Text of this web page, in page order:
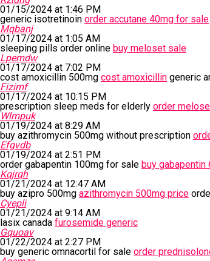
01/15/2024 at 1:46 PM
generic isotretinoin order accutane 40mg for sale
Mqbanj
01/17/2024 at 1:05 AM
sleeping pills order online buy meloset sale
Lpemdw
01/17/2024 at 7:02 PM
cost amoxicillin 500mg cost amoxicillin generic
Fizimf
01/17/2024 at 10:15 PM
prescription sleep meds for elderly order
Wlmpuk
01/19/2024 at 8:29 AM
buy azithromycin 500mg without prescription
Efgvdb
01/19/2024 at 2:51 PM
order gabapentin 100mg for sale buy gabapentin
Kqjrqh
01/21/2024 at 12:47 AM
buy azipro 500mg azithromycin 500mg price
Cyepli
01/21/2024 at 9:14 AM
lasix canada furosemide generic
Gquoav
01/22/2024 at 2:27 PM
buy generic omnacortil for sale order